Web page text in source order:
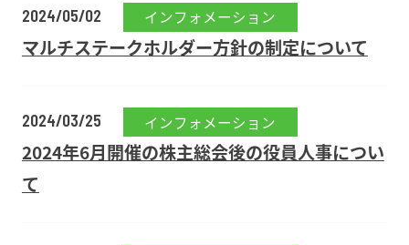
2024/05/02 インフォメーション
マルチステークホルダー方針の制定について
2024/03/25 インフォメーション
2024年6月開催の株主総会後の役員人事につい
て